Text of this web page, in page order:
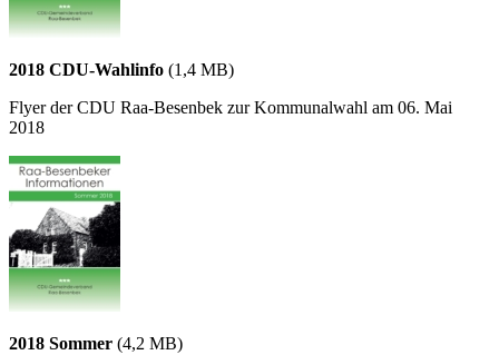
2018 CDU-Wahlinfo (1,4 MB)
Flyer der CDU Raa-Besenbek zur Kommunalwahl am 06. Mai
2018
2018 Sommer (4,2 MB)